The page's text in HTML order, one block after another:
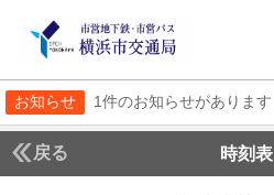
お知らせ 1件のお知らせがあります
戻る 時刻表